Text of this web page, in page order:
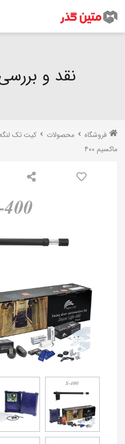
نقد و
فروشگاه محصولات
ماکسیم ۴۰۰